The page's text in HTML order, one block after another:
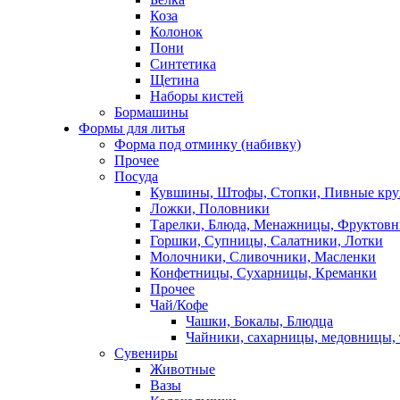
Коза
Колонок
Пони
Синтетика
Щетина
Наборы кистей
Бормашины
Формы для литья
Форма под отминку (набивку)
Прочее
Посуда
Кувшины, Штофы, Стопки, Пивные
Ложки, Половники
Тарелки, Блюда, Менажницы,
Горшки, Супницы, Салатники, Лотки
Молочники, Сливочники, Масленки
Конфетницы, Сухарницы, Креманки
Прочее
Чай/Кофе
Чашки, Бокалы, Блюдца
Чайники, сахарницы, медовницы,
Сувениры
Животные
Вазы